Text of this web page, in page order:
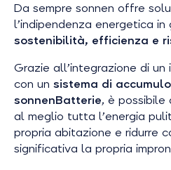
Da sempre sonnen offre
l’indipendenza energetica in
sostenibilità, efficienza e
Grazie all’integrazione di
con un sistema di
sonnenBatterie, è possibile
al meglio tutta l’energia
propria abitazione e ridurre
significativa la propria